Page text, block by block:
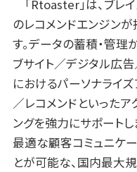
「Rtoaster」は、ブレ
のレコメンドエンジン
す。データの蓄積・管理
ブサイト／デジタル広
におけるパーソナライ
／レコメンドといったア
ングを強力にサポート
最適な顧客コミュニケ
とが可能な、国内最大